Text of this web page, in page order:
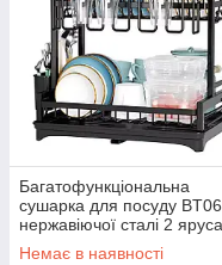
Багатофункціональна
сушарка для посуду
нержавіючої сталі 2 яруса
Black
Немає в наявності